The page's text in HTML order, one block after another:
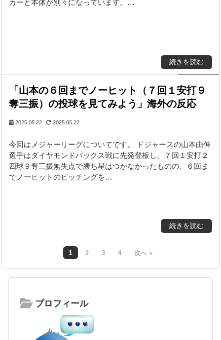
カーと本体が別々になっています。…
続きを読む
「山本の６回までノーヒット（７回１安打９
奪三振）の投球を見てみよう」海外の反応
2025.05.22 2025.05.22
今回はメジャーリーグについてです。 ドジャースの山本由伸
選手はダイヤモンドバックス戦に先発登板し、７回１安打２
四球９奪三振無失点で勝ち星はつかなかったものの、６回ま
でノーヒットのピッチングを…
続きを読む
1 2 3 4 次へ »
プロフィール